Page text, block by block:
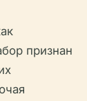
признан